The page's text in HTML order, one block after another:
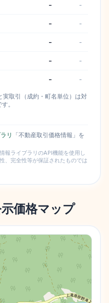
- -
- -
- -
- -
- -
取引（成約・町名単位）は対
。
リ
「不動産取引価格情報」を
報ライブラリのAPI機能を使用し
、完全性等が保証されたものでは
価格マップ